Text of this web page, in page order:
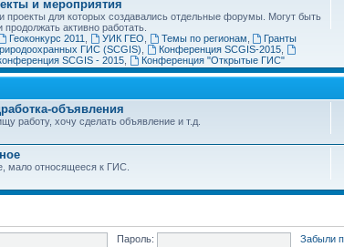
и мероприятия
проекты для которых создавались отдельные форумы. Могут быть
продолжать активно работать.
Геоконкурс 2011 УИК ГЕО Темы по регионам
Гранты
ГИС (SCGIS)
Конференция SCGIS-2015,
SCGIS - 2015
Конференция "Открытые ГИС"
объявления
работу, хочу сделать объявление и т.д.
мало относящееся к ГИС.
Пароль: Забыли